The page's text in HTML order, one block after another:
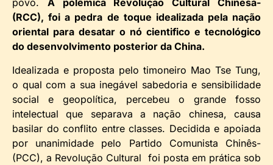
povo. A polêmica Revolução Cultural Chinesa-
(RCC), foi a pedra de toque idealizada pela nação
oriental para desatar o nó cientifico e tecnológico
do desenvolvimento posterior da China.
Idealizada e proposta pelo timoneiro Mao Tse Tung,
o qual com a sua inegável sabedoria e sensibilidade
social e geopolítica, percebeu o grande fosso
intelectual que separava a nação chinesa, causa
basilar do conflito entre classes. Decidida e apoiada
por unanimidade pelo Partido Comunista Chinês-
(PCC), a Revolução Cultural foi posta em prática sob